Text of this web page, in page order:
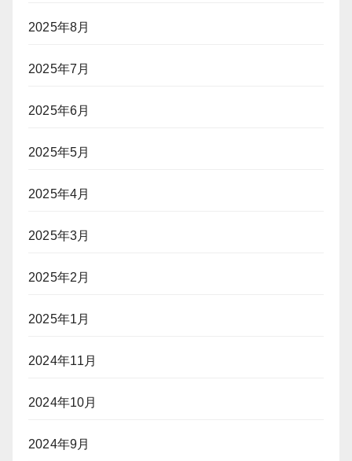
2025年8月
2025年7月
2025年6月
2025年5月
2025年4月
2025年3月
2025年2月
2025年1月
2024年11月
2024年10月
2024年9月